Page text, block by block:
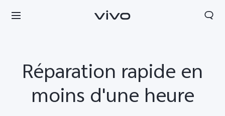
Réparation rapide en
moins d'une heure